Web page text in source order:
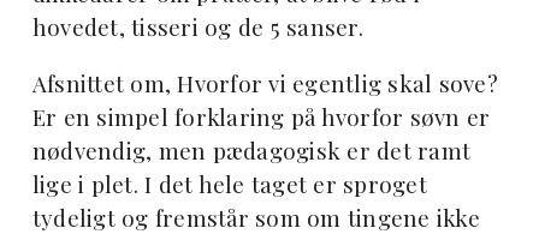
hovedet, tisseri og de 5 sanser.
Afsnittet om, Hvorfor vi egentlig skal sove?
Er en simpel forklaring på hvorfor søvn er
nødvendig, men pædagogisk er det ramt
lige i plet. I det hele taget er sproget
tydeligt og fremstår som om tingene ikke